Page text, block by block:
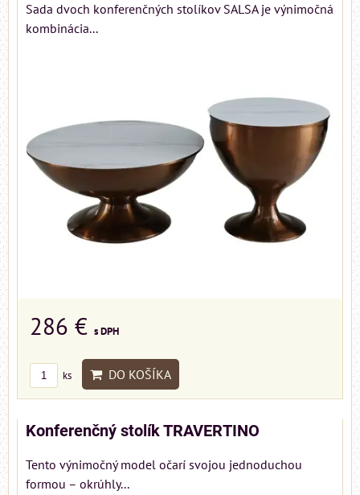
Sada dvoch konferenčných stolíkov SALSA je výnimočná
kombinácia...
286 € s DPH
ks DO KOŠÍKA
Konferenčný stolík TRAVERTINO
Tento výnimočný model očarí svojou jednoduchou
formou – okrúhly...